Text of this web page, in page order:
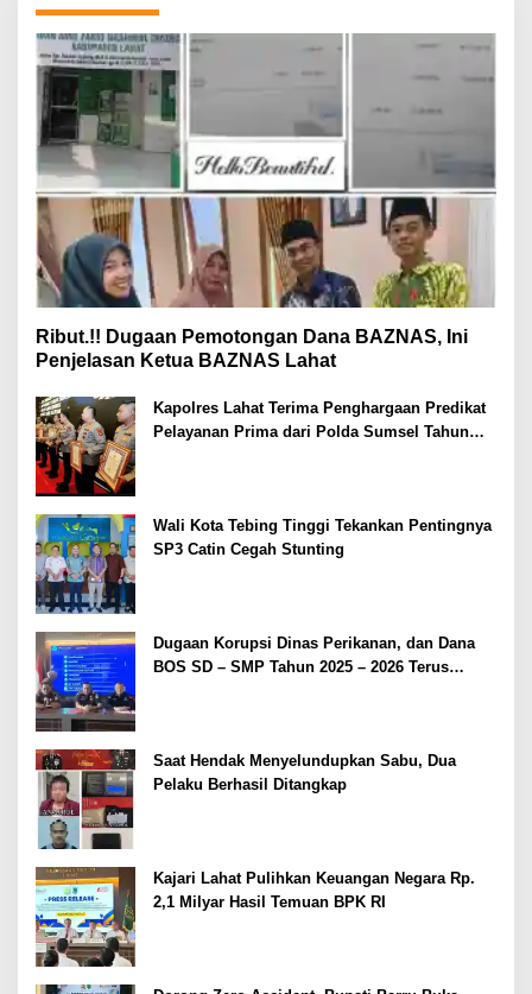
Ribut.!! Dugaan Pemotongan Dana BAZNAS, Ini
Penjelasan Ketua BAZNAS Lahat
Kapolres Lahat Terima Penghargaan Predikat
Pelayanan Prima dari Polda Sumsel Tahun
Wali Kota Tebing Tinggi Tekankan Pentingnya
SP3 Catin Cegah Stunting
Dugaan Korupsi Dinas Perikanan, dan Dana
BOS SD – SMP Tahun 2025 – 2026 Terus
Saat Hendak Menyelundupkan Sabu, Dua
Pelaku Berhasil Ditangkap
Kajari Lahat Pulihkan Keuangan Negara Rp.
2,1 Milyar Hasil Temuan BPK RI